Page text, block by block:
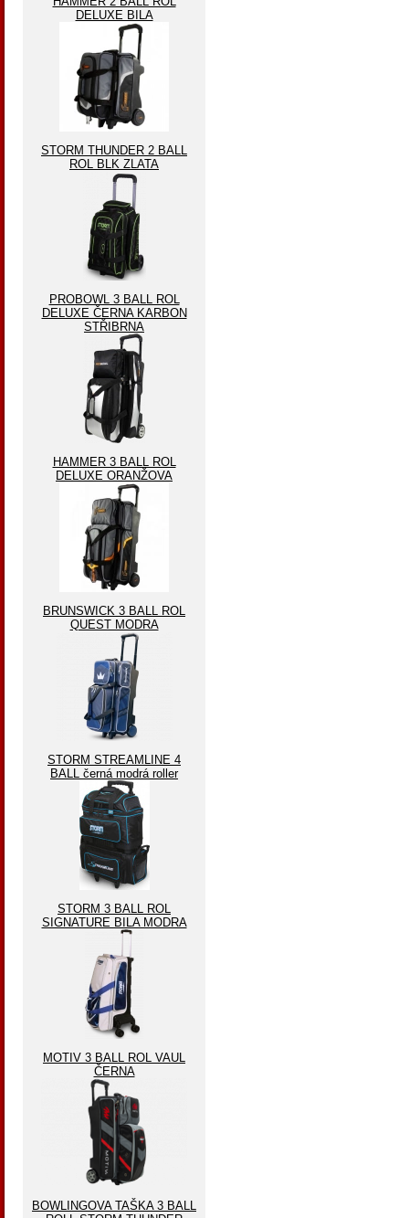
DELUXE BILA
STORM THUNDER 2 BALL
ROL BLK ZLATA
PROBOWL 3 BALL ROL
DELUXE ČERNA KARBON
STŘIBRNA
HAMMER 3 BALL ROL
DELUXE ORANŽOVA
BRUNSWICK 3 BALL ROL
QUEST MODRA
STORM STREAMLINE 4
BALL černá modrá roller
STORM 3 BALL ROL
SIGNATURE BILA MODRA
MOTIV 3 BALL ROL VAUL
ČERNA
BOWLINGOVA TAŠKA 3 BALL